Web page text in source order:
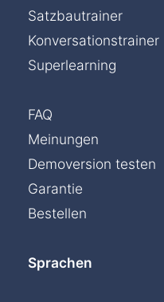
Satzbautrainer
Konversationstrainer
Superlearning
FAQ
Meinungen
Demoversion testen
Garantie
Bestellen
Sprachen